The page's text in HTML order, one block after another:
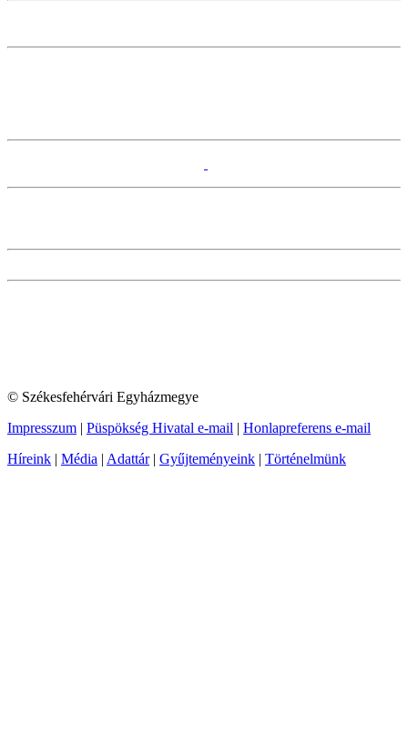
© Székesfehérvári Egyházmegye
Impresszum | Püspökség Hivatal e-mail | Honlapreferens e-mail
Híreink | Média | Adattár| Gyűjteményeink | Történelmünk